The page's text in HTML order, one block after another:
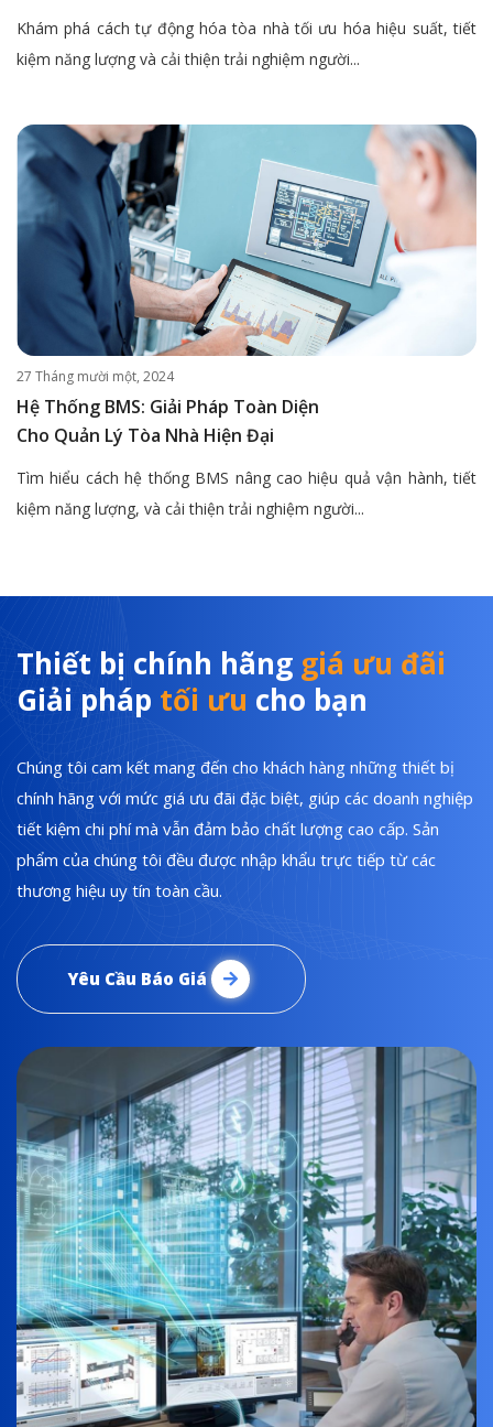
Khám phá cách tự động hóa tòa nhà tối ưu hóa hiệu suất, tiết
kiệm năng lượng và cải thiện trải nghiệm người...
27 Tháng mười một, 2024
Hệ Thống BMS: Giải Pháp Toàn Diện
Cho Quản Lý Tòa Nhà Hiện Đại
Tìm hiểu cách hệ thống BMS nâng cao hiệu quả vận hành, tiết
kiệm năng lượng, và cải thiện trải nghiệm người...
Thiết bị chính hãng giá ưu đãi
Giải pháp tối ưu cho bạn
Chúng tôi cam kết mang đến cho khách hàng những thiết bị
chính hãng với mức giá ưu đãi đặc biệt, giúp các doanh nghiệp
tiết kiệm chi phí mà vẫn đảm bảo chất lượng cao cấp. Sản
phẩm của chúng tôi đều được nhập khẩu trực tiếp từ các
thương hiệu uy tín toàn cầu.
Yêu Cầu Báo Giá